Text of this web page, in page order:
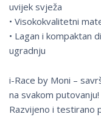
uvijek svježa
• Visokokvalitetni
• Lagan i kompaktan
ugradnju
i-Race by Moni –
na svakom putovanju!
Razvijeno i testirano